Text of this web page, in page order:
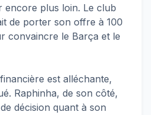
encore plus loin. Le club
de porter son offre à 100
convaincre le Barça et le
est alléchante,
Raphinha, de son côté,
décision quant à son